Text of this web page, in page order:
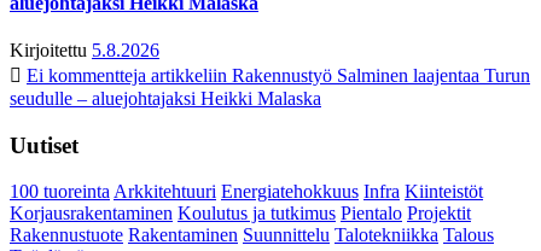
Kirjoitettu 5.8.2026
Ei kommentteja artikkeliin Rakennustyö Salminen laajentaa Turun
seudulle – aluejohtajaksi Heikki Malaska
Uutiset
100 tuoreintaArkkitehtuuri Energiatehokkuus Infra Kiinteistöt
Korjausrakentaminen Koulutus ja tutkimus Pientalo Projektit
Rakennustuote Rakentaminen Suunnittelu Talotekniikka Talous